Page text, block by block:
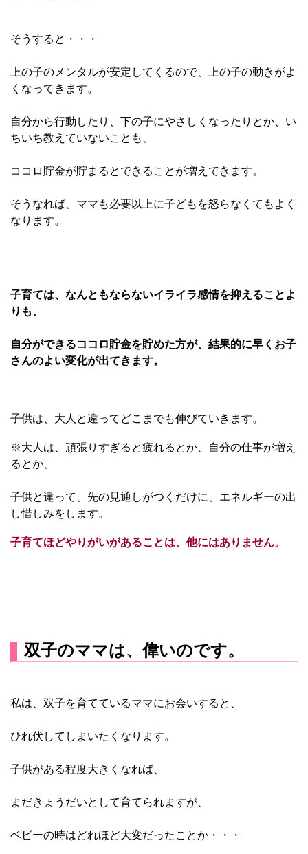
そうすると・・・
上の子のメンタルが安定してくるので、上の子の動きがよ
くなってきます。
自分から行動したり、下の子にやさしくなったりとか、い
ちいち教えていないことも、
ココロ貯金が貯まるとできることが増えてきます。
そうなれば、ママも必要以上に子どもを怒らなくてもよく
なります。
子育ては、なんともならないイライラ感情を抑えることよ
りも、
自分ができるココロ貯金を貯めた方が、結果的に早くお子
さんのよい変化が出てきます。
子供は、大人と違ってどこまでも伸びていきます。
※大人は、頑張りすぎると疲れるとか、自分の仕事が増え
るとか、
子供と違って、先の見通しがつくだけに、エネルギーの出
し惜しみをします。
子育てほどやりがいがあることは、他にはありません。
双子のママは、偉いのです。
私は、双子を育てているママにお会いすると、
ひれ伏してしまいたくなります。
子供がある程度大きくなれば、
まだきょうだいとして育てられますが、
ベビーの時はどれほど大変だったことか・・・